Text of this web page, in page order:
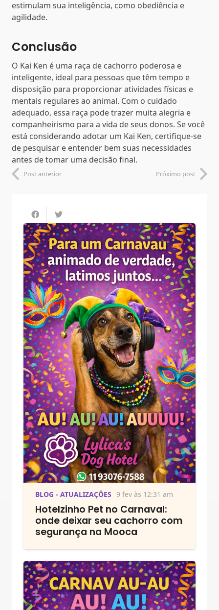
estimulam sua inteligência, como obediência e
agilidade.
Conclusão
O Kai Ken é uma raça de cachorro poderosa e
inteligente, ideal para pessoas que têm tempo e
disposição para proporcionar atividades físicas e
mentais regulares ao animal. Com o cuidado
adequado, essa raça pode trazer muita alegria e
companheirismo para a vida de seus donos. Se você
está considerando adotar um Kai Ken, certifique-se
de pesquisar e entender bem suas necessidades
antes de tomar uma decisão final.
Post anterior Próximo post
BLOG - ATUALIZAÇÕES 9 fev às 12:31 am
Hotelzinho Pet no Carnaval:
onde deixar seu cachorro com
segurança na Mooca